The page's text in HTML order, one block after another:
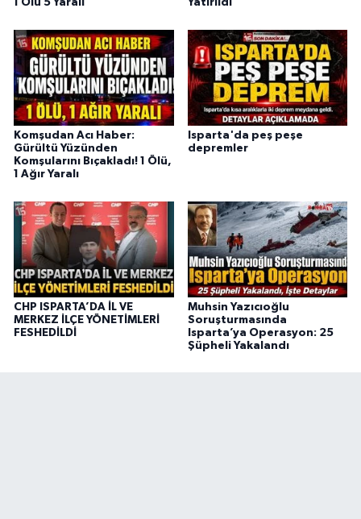
1 Ölü 5 Yaralı Yatırıldı
Komşudan Acı Haber:
Gürültü Yüzünden
Komşularını Bıçakladı! 1 Ölü,
1 Ağır Yaralı
Isparta'da peş peşe
depremler
CHP ISPARTA’DA İL VE
MERKEZ İLÇE YÖNETİMLERİ
FESHEDİLDİ
Muhsin Yazıcıoğlu
Soruşturmasında
Isparta’ya Operasyon: 25
Şüpheli Yakalandı